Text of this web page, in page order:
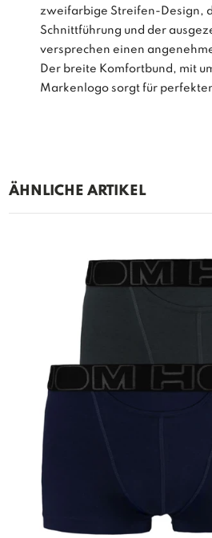
zweifarbige Streifen-Design,
Schnittführung und der
versprechen einen
Der breite Komfortbund, mit
Markenlogo sorgt für
ÄHNLICHE ARTIKEL